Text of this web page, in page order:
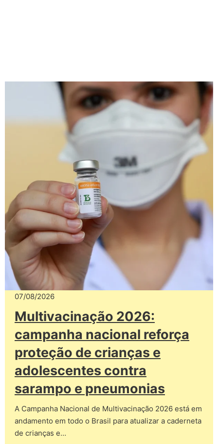
07/08/2026
Multivacinação 2026:
campanha nacional reforça
proteção de crianças e
adolescentes contra
sarampo e pneumonias
A Campanha Nacional de Multivacinação 2026 está em
andamento em todo o Brasil para atualizar a caderneta
de crianças e…